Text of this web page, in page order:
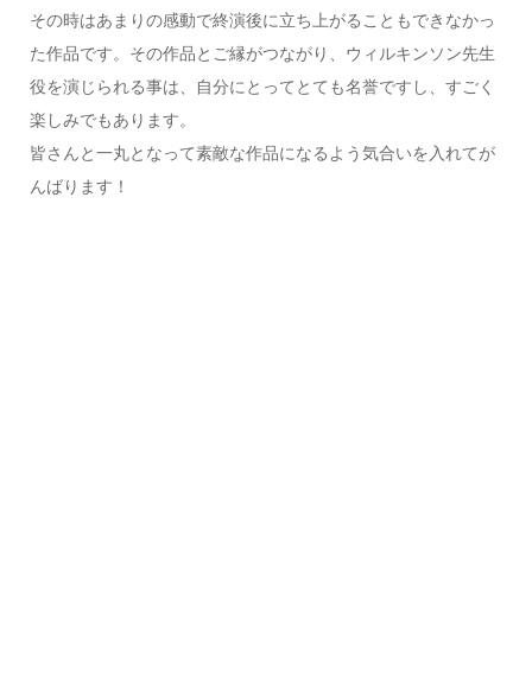
その時はあまりの感動で終演後に立ち上がることもできなかっ
た作品です。その作品とご縁がつながり、ウィルキンソン先生
役を演じられる事は、自分にとってとても名誉ですし、すごく
楽しみでもあります。
皆さんと一丸となって素敵な作品になるよう気合いを入れてが
んばります！